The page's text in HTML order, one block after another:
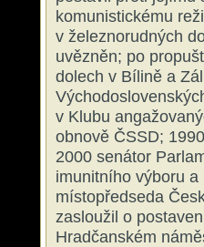
komunistickému
v železnorudných
uvězněn; po
dolech v Bílině a
v Klubu
obnově ČSSD;
2000 senátor
imunitního výboru
místopředseda
zasloužil o
Hradčanském